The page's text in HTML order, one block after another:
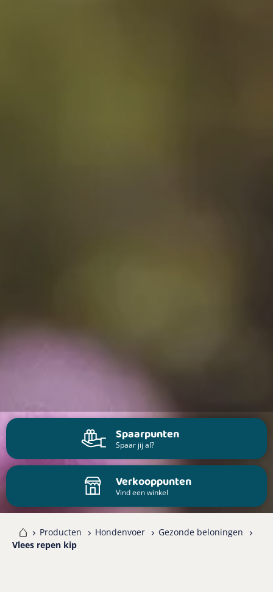
Spaarpunten
Spaar jij al?
Verkooppunten
Vind een winkel
Producten Hondenvoer
Gezonde beloningen
Vlees repen kip